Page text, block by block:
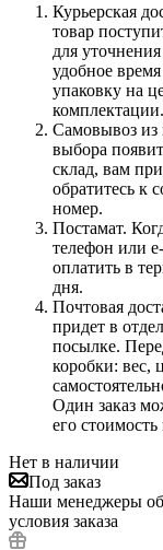
Курьерская
товар
для
удобное
упаковку на
комплектации.
Самовывоз из
выбора
склад, вам
обратитесь к
номер.
Постамат.
телефон или
оплатить в
дня.
Почтовая
придет в
посылке.
коробки: вес,
Один заказ
его
Нет в наличии
Под заказ
Наши менеджеры
условия заказа